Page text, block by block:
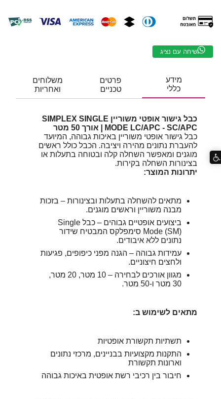
שיחה עם נציג
מידע
כללי
פרטים
טכניים
משלוחים
ואחריות
כבל גישור אופטי משוריין SIMPLEX SINGLE
MODE LC/APC - SC/APC | אורך 50 מטר
כבל גישור אופטי משוריין באיכות גבוהה, המיועד
להעברת נתונים מהירה ויציבה. הכבל כולל ראשים
מוגנים ומאפשר השחלה קלה ובטוחה בתעלות או
בצינורות השחלה בקירות.
יתרונות המוצר:
מתאים להשחלה בתעלות ובצינורות – בזכות
מבנה משוריין וראשים מוגנים.
ביצועים אופטיים גבוהים – כבל Single
Mode (SM) סימפלקס המבטיח שידור
נתונים ללא איבודים.
עמידות גבוהה – הגנה מפני כיפופים, פגיעות
ולחצים חיצוניים.
מגוון אורכים לבחירה – 10 מטר, 20 מטר,
30 מטר ו-50 מטר.
מתאים לשימוש ב:
תשתיות תקשורת אופטיות
התקנות מקצועיות בבניינים, מרכזי נתונים
וארונות תקשורת
חיבור בין רכיבי רשת אופטית באיכות גבוהה